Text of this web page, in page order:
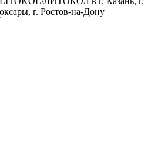
г. Ростов-на-Дону